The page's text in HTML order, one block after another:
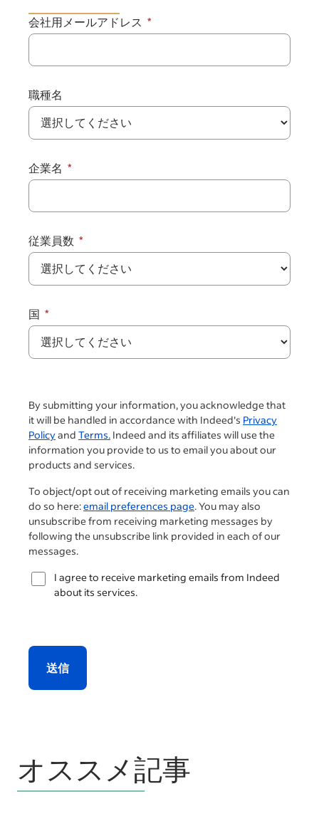
会社用メールアドレス
職種名
企業名
従業員数
国
By submitting your information, you acknowledge that
it will be handled in accordance with Indeed's Privacy
Policyand Terms. Indeed and its affiliates will use the
information you provide to us to email you about our
products and services.
To object/opt out of receiving marketing emails you can
do so here:email preferences page. You may also
unsubscribe from receiving marketing messages by
following the unsubscribe link provided in each of our
messages.
I agree to receive marketing emails from Indeed
about its services.
送信
オススメ記事